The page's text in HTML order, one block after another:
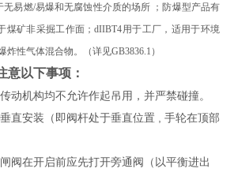
无易燃/易爆和无腐蚀性介质的场所 ；防爆型产品有
煤矿非采掘工作面；dIIBT4用于工厂，适用于环境
性气体混合物。（详见GB3836.1）
意以下事项：
机构均不允许作起吊用，并严禁碰撞。
安装（即阀杆处于垂直位置 , 手轮在顶部
在开启前应先打开旁通阀（以平衡进出